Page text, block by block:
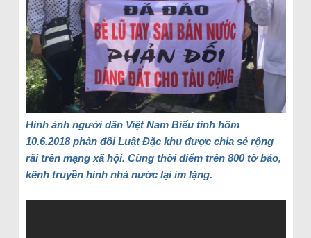
Hình ảnh người dân Việt Nam Biểu tình hôm
10.6.2018 phản đối Luật Đặc khu được chia sẻ rộng
rãi trên mạng xã hội. Cùng thời điểm trên 800 tờ báo,
kênh truyền hình nhà nước lại im lặng.